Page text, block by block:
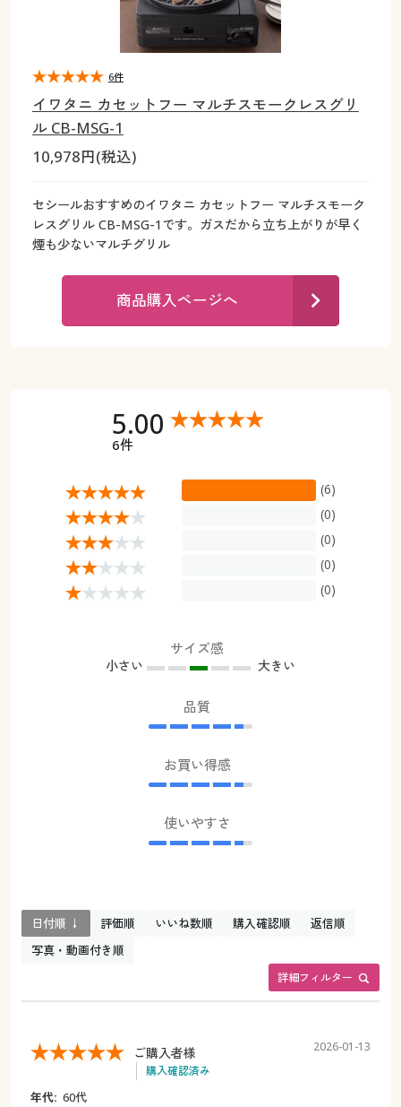
ジュニア・ティーンズ下着
大きいサイズ レディース服
大きいサイズ レディース下着
大きいサイズ 事務・制服
カタログ
デジタルカタログ
カタログ無料プレゼント
会員メニュー
サポート
ご利用ガイド
よくある質問とお問い合わせ
大きいサイズ レディース下着
大きいサイズ メンズ
大きいサイズ 事務・制服
シークレットセール
商品カテゴリ一覧
カタログ
カタログ・チラシからのご注文
デジタルカタログ
カタログ無料プレゼント
ご利用ガイド
よくある質問とお問い合わせ
イワタニ カセットフー マルチスモークレスグリ
ル CB-MSG-1
10,978円(税込)
セシールおすすめのイワタニ カセットフー マルチスモーク
レスグリル CB-MSG-1です。ガスだから立ち上がりが早く
煙も少ないマルチグリル
6件
商品購入ページへ
5.00
6件
(6)
(0)
(0)
(0)
(0)
サイズ感
小さい 大きい
品質
お買い得感
使いやすさ
詳細フィルター
日付順 ↓ 評価順 いいね数順 購入確認順
返信順
写真・動画付き順
ご購入者様
購入確認済み
2026-01-13
年代: 60代